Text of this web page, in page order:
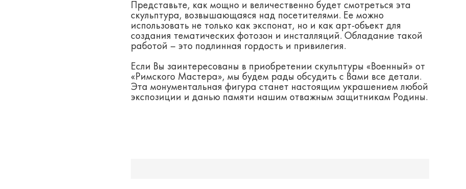
Представьте, как мощно и величественно будет смотреться эта
скульптура, возвышающаяся над посетителями. Ее можно
использовать не только как экспонат, но и как арт-объект для
создания тематических фотозон и инсталляций. Обладание такой
работой – это подлинная гордость и привилегия.
Если Вы заинтересованы в приобретении скульптуры «Военный» от
«Римского Мастера», мы будем рады обсудить с Вами все детали.
Эта монументальная фигура станет настоящим украшением любой
экспозиции и данью памяти нашим отважным защитникам Родины.